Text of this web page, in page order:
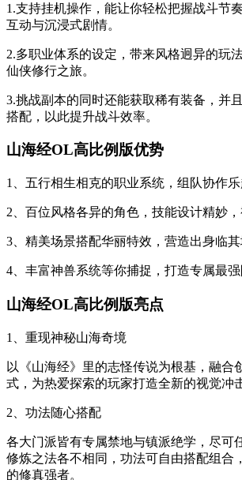
1.支持挂机操作，能让你轻松把握战斗节
互动与沉浸式剧情。
2.多职业体系的设定，带来风格迥异的玩
仙侠修行之旅。
3.挑战副本的同时还能获取稀有装备，并
搭配，以此提升战斗效率。
山海经OL高比例版优势
1、五行相生相克的职业系统，组队协作
2、百位风格各异的角色，技能设计精妙
3、精美场景搭配华丽特效，营造出身临其
4、丰富神兽系统等你捕捉，打造专属最
山海经OL高比例版亮点
1、重现神秘山海奇境
以《山海经》里的志怪传说为根基，融合
式，为热爱探索的玩家打造全新的视觉冲
2、功法随心搭配
各大门派皆有专属禁地与镇派绝学，尽可
修炼之法各不相同，功法可自由搭配组合
的修真强者。